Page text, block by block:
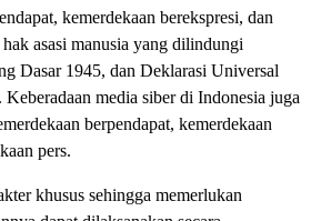
kemerdekaan berekspresi, dan
asasi manusia yang dilindungi
Dasar 1945, dan Deklarasi Universal
media siber di Indonesia juga
berpendapat, kemerdekaan
pers.
khusus sehingga memerlukan